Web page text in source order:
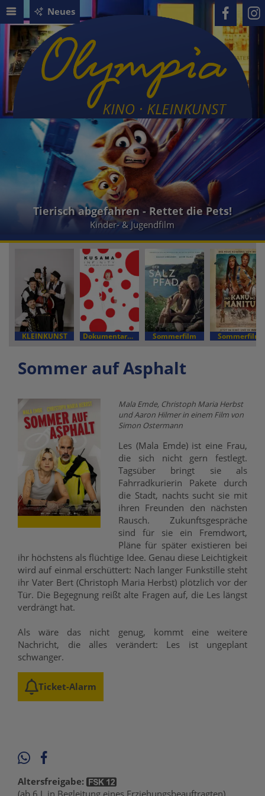
Neues
Tierisch abgefahren - Rettet die Pets!
Kinder- & Jugendfilm
KLEINKUNST Dokumentarfilm Sommerfilm Sommerfilm
Sommer auf Asphalt
Mala Emde, Christoph Maria Herbst
und Aaron Hilmer in einem Film von
Simon Ostermann
Les (Mala Emde) ist eine Frau,
die sich nicht gern festlegt.
Tagsüber bringt sie als
Fahrradkurierin Pakete durch
die Stadt, nachts sucht sie mit
ihren Freunden den nächsten
Rausch. Zukunftsgespräche
sind für sie ein Fremdwort,
Pläne für später existieren bei
ihr höchstens als flüchtige Idee. Genau diese Leichtigkeit
wird auf einmal erschüttert: Nach langer Funkstille steht
ihr Vater Bert (Christoph Maria Herbst) plötzlich vor der
Tür. Die Begegnung reißt alte Fragen auf, die Les längst
verdrängt hat.
Als wäre das nicht genug, kommt eine weitere
Nachricht, die alles verändert: Les ist ungeplant
schwanger.
Ticket-Alarm
Altersfreigabe:
(ab 6 J. in Begleitung eines Erziehungsbeauftragten)